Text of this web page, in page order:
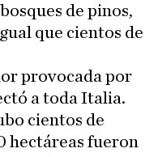
de pinos,
que cientos de
provocada por
a toda Italia.
cientos de
hectáreas fueron